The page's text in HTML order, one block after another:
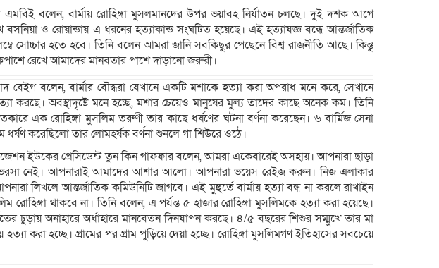
এমবিই বলেন, বার্মায় রোহিঙ্গা মুসলমানদের উপর ভয়াবহ নির্যাতন চলছে। দুই দশক আগে
ও রোয়ান্ডায় এ ধরনের হত্যাকান্ড সংঘটিত হয়েছে। এই হত্যাযজ্ঞ বন্ধে আন্তর্জাতিক
সোচ্চার হতে হবে। তিনি বলেন আমরা জানি সবকিছুর পেছেনে বিশ্ব রাজনীতি আছে। কিন্তু
রেখে আমাদের মানবতার পাশে দাড়ানো জরুরী।
বেইগ বলেন, বার্মার বৌদ্ধরা যেখানে একটি মশাকে হত্যা করা অপরাধ মনে করে, সেখানে
করছে। অবস্থাদৃষ্টে মনে হচ্ছে, মশার চেয়েও মানুষের মুল্য তাদের কাছে অনেক কম। তিনি
এক রোহিঙ্গা মুসলিম তরুণী তার কাছে ধর্ষণের ঘটনা বর্ণনা করেছেন। ৬ বার্মিজ সেনা
ধর্ষণ করেছিলো তার লোমহর্ষক বর্ণনা শুনলে গা শিউরে ওঠে।
ইউকের প্রেসিডেন্ট তুন কিন গাফফার বলেন, আমরা একেবারেই অসহায়। আপনারা ছাড়া
নেই। আপনারাই আমাদের আশার আলো। আপনারা ভয়েস রেইজ করুন। নিজ এলাকার
লিখলে আন্তর্জাতিক কমিউনিটি জাগবে। এই মুহুর্তে বার্মায় হত্যা বন্ধ না করলে রাখাইন
থাকবে না। তিনি বলেন, এ পর্যন্ত ৫ হাজার রোহিঙ্গা মুসলিমকে হত্যা করা হয়েছে।
চুড়ায় অনাহারে অর্ধাহারে মানবেতন দিনযাপন করছে। ৪/৫ বছরের শিশুর সম্মুখে তার মা
হত্যা করা হচ্ছে। গ্রামের পর গ্রাম পুড়িয়ে দেয়া হচ্ছে। রোহিঙ্গা মুসলিমগণ ইতিহাসের সবচেয়ে